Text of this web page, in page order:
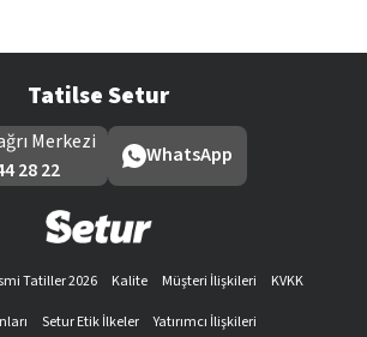
Tatilse Setur
Merkezi
28 22
WhatsApp
Tatiller 2026 Kalite Müşteri İlişkileri
KVKK
Setur Etik İlkeler
Yatırımcı İlişkileri